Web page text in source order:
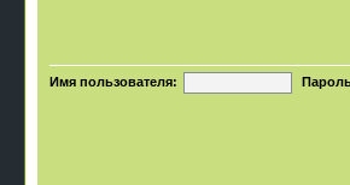
Имя пользователя: